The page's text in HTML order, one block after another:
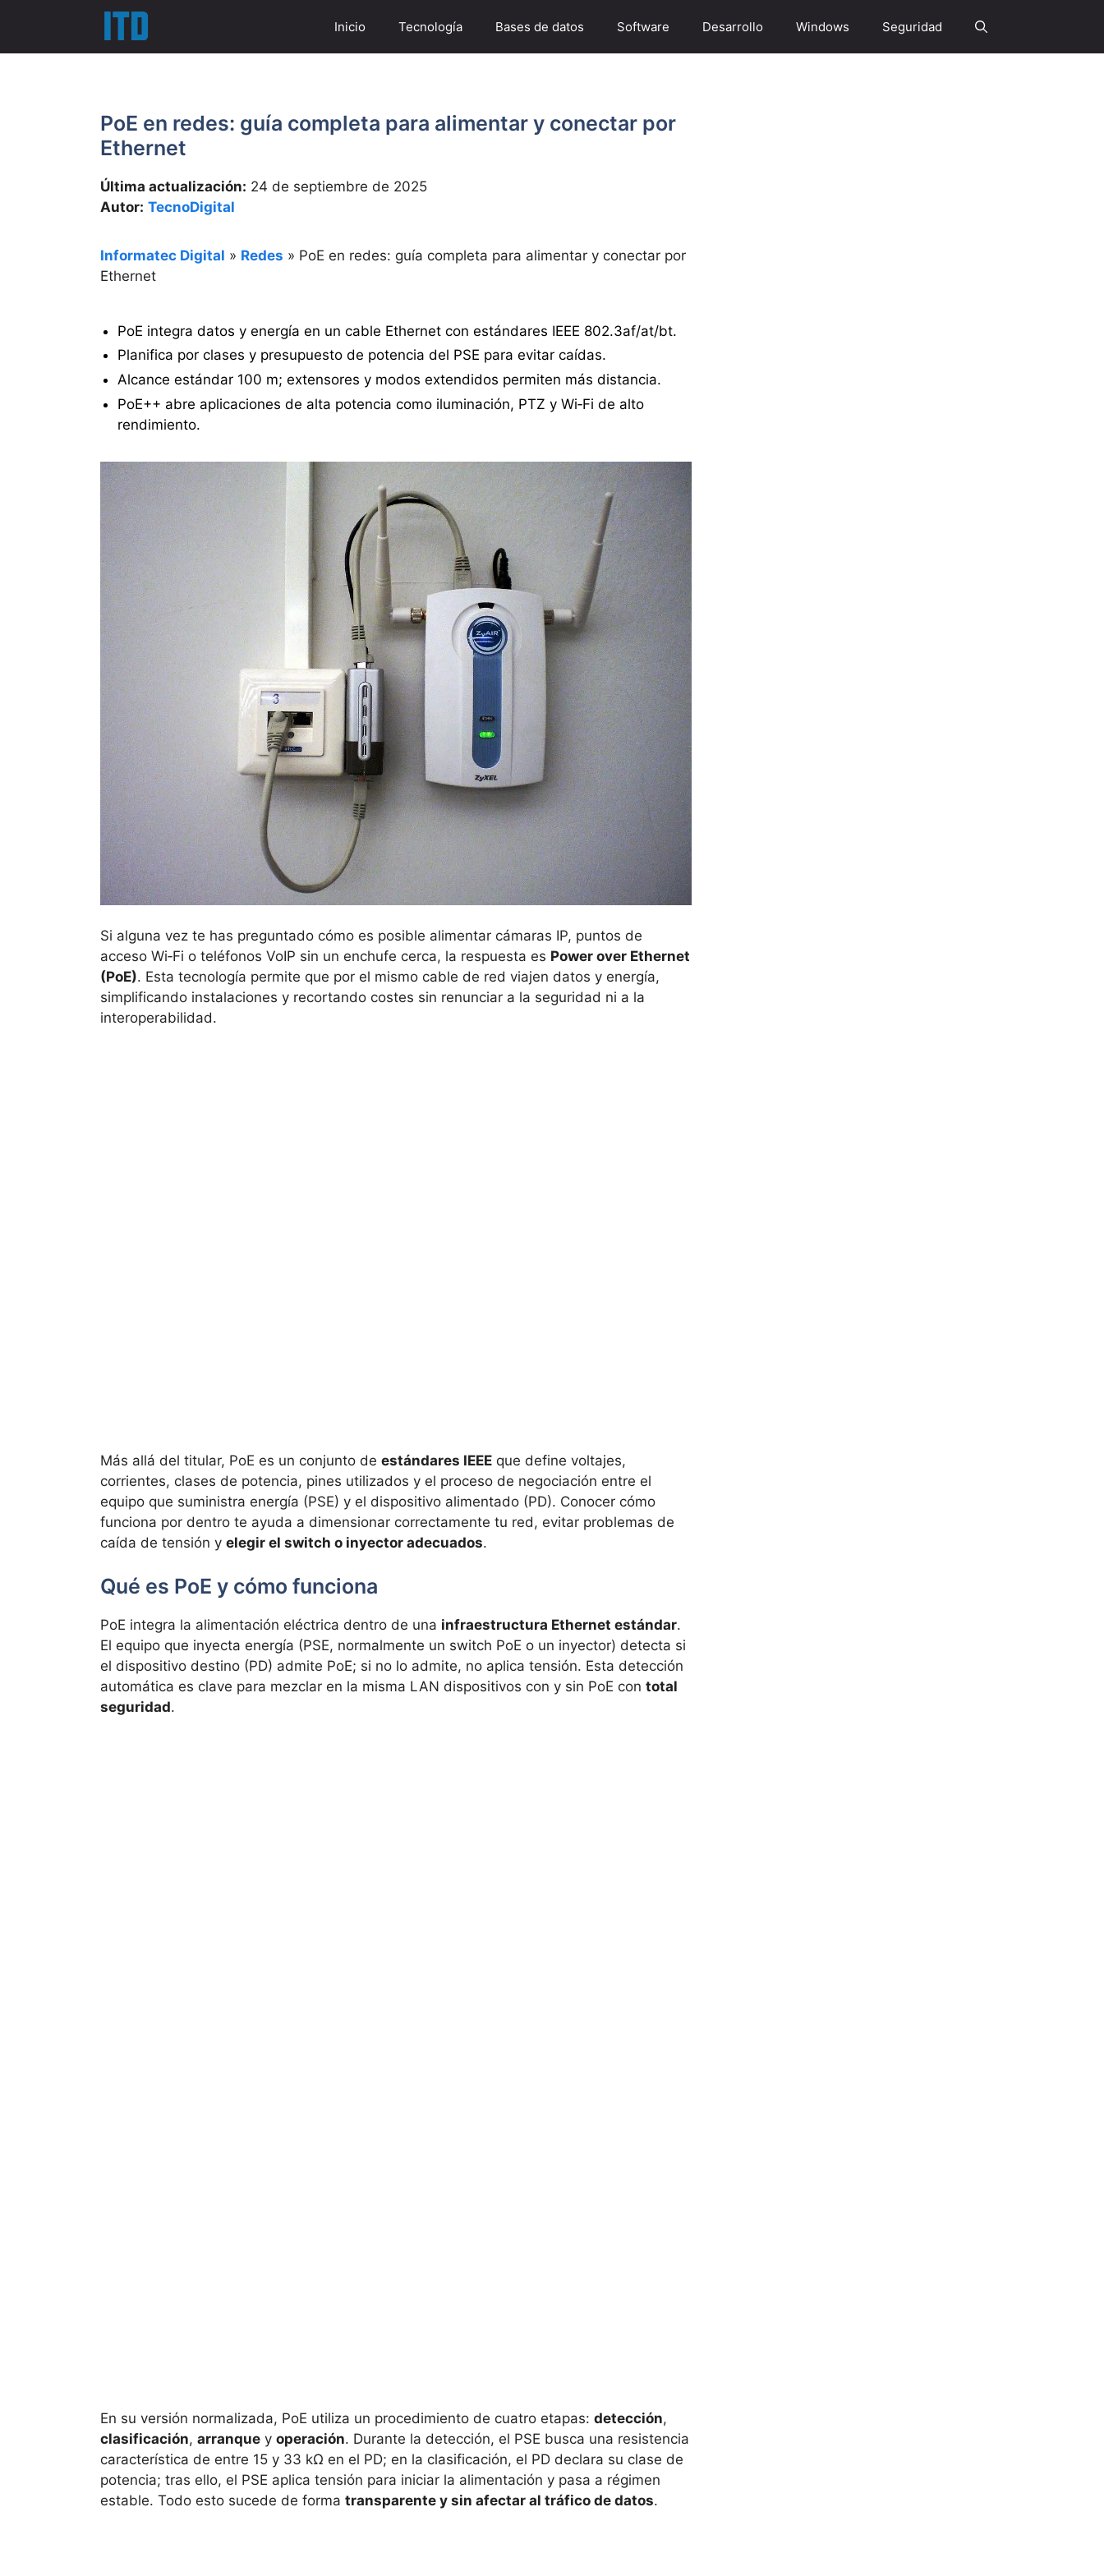
contenido
Inicio Tecnología Bases de datos Software Desarrollo Windows Seguridad
PoE en redes: guía completa para alimentar y conectar por
Ethernet
Última actualización: 24 de septiembre de 2025
Autor: TecnoDigital
Informatec Digital » Redes » PoE en redes: guía completa para alimentar y conectar por
Ethernet
PoE integra datos y energía en un cable Ethernet con estándares IEEE 802.3af/at/bt.
Planifica por clases y presupuesto de potencia del PSE para evitar caídas.
Alcance estándar 100 m; extensores y modos extendidos permiten más distancia.
PoE++ abre aplicaciones de alta potencia como iluminación, PTZ y Wi‑Fi de alto
rendimiento.
Si alguna vez te has preguntado cómo es posible alimentar cámaras IP, puntos de
acceso Wi‑Fi o teléfonos VoIP sin un enchufe cerca, la respuesta es Power over Ethernet
(PoE). Esta tecnología permite que por el mismo cable de red viajen datos y energía,
simplificando instalaciones y recortando costes sin renunciar a la seguridad ni a la
interoperabilidad.
Más allá del titular, PoE es un conjunto de estándares IEEE que define voltajes,
corrientes, clases de potencia, pines utilizados y el proceso de negociación entre el
equipo que suministra energía (PSE) y el dispositivo alimentado (PD). Conocer cómo
funciona por dentro te ayuda a dimensionar correctamente tu red, evitar problemas de
caída de tensión y elegir el switch o inyector adecuados.
Qué es PoE y cómo funciona
PoE integra la alimentación eléctrica dentro de una infraestructura Ethernet estándar.
El equipo que inyecta energía (PSE, normalmente un switch PoE o un inyector) detecta si
el dispositivo destino (PD) admite PoE; si no lo admite, no aplica tensión. Esta detección
automática es clave para mezclar en la misma LAN dispositivos con y sin PoE con total
seguridad.
En su versión normalizada, PoE utiliza un procedimiento de cuatro etapas: detección,
clasificación, arranque y operación. Durante la detección, el PSE busca una resistencia
característica de entre 15 y 33 kΩ en el PD; en la clasificación, el PD declara su clase de
potencia; tras ello, el PSE aplica tensión para iniciar la alimentación y pasa a régimen
estable. Todo esto sucede de forma transparente y sin afectar al tráfico de datos.